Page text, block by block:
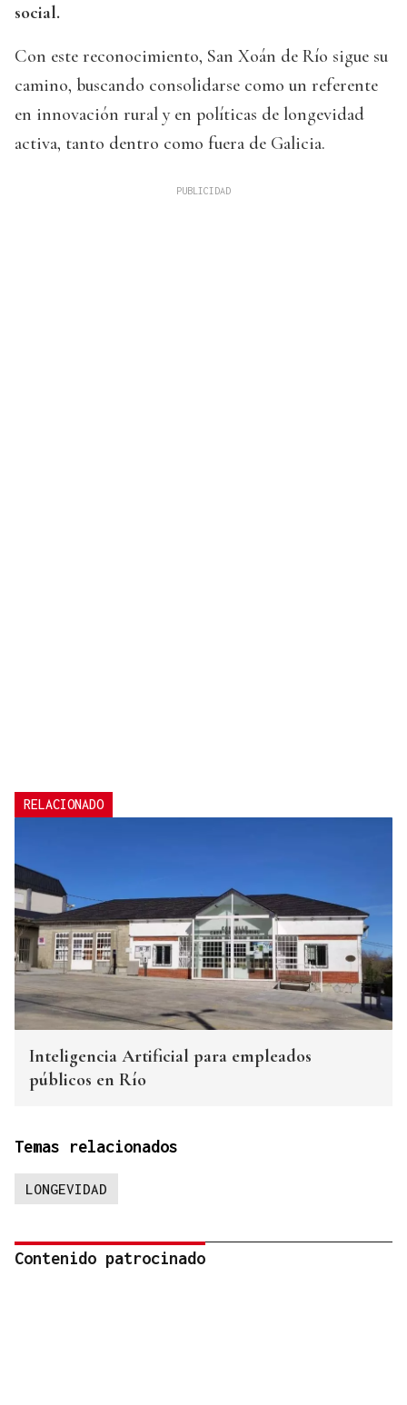
social.
Con este reconocimiento, San Xoán de Río sigue su
camino, buscando consolidarse como un referente
en innovación rural y en políticas de longevidad
activa, tanto dentro como fuera de Galicia.
RELACIONADO
Inteligencia Artificial para empleados
públicos en Río
Temas relacionados
LONGEVIDAD
Contenido patrocinado